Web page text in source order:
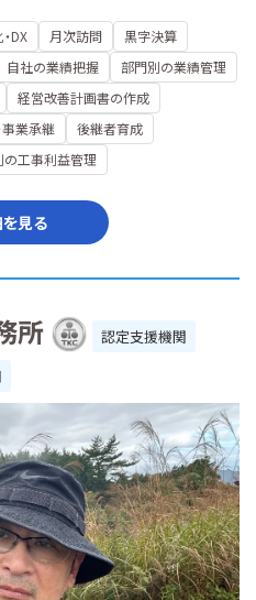
DX 月次訪問
黒字決算
自社の業績把握
部門別の業績管理
経営改善計画書の作成
事業承継
後継者育成
の工事利益管理
見る
所
認定支援機関